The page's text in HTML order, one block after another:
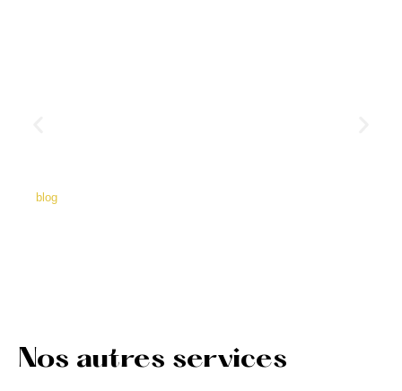
blog
Nos autres services